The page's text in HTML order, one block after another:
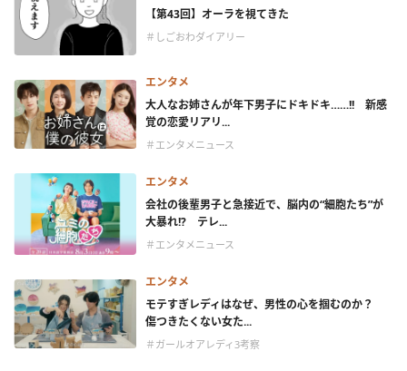
【第43回】オーラを視てきた
＃しごおわダイアリー
エンタメ
大人なお姉さんが年下男子にドキドキ……!! 新感
覚の恋愛リアリ...
＃エンタメニュース
エンタメ
会社の後輩男子と急接近で、脳内の“細胞たち”が
大暴れ!? テレ...
＃エンタメニュース
エンタメ
モテすぎレディはなぜ、男性の心を掴むのか？
傷つきたくない女た...
＃ガールオアレディ3考察